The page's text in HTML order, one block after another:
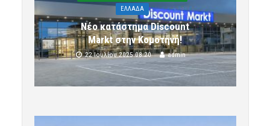
ΕΛΛΑΔΑ
Νέο κατάστημα Discount
Markt στην Κομοτηνή!
22 Ιουλίου 2025 08:20 admin